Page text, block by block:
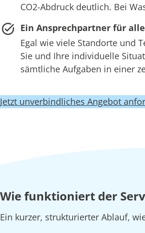
CO2-Abdruck deutlich. Bei
Ein Ansprechpartner für
Egal wie viele Standorte und
Sie und Ihre individuelle
sämtliche Aufgaben in einer
Jetzt unverbindliches Angebot
Wie funktioniert der
Ein kurzer, strukturierter Ablauf,